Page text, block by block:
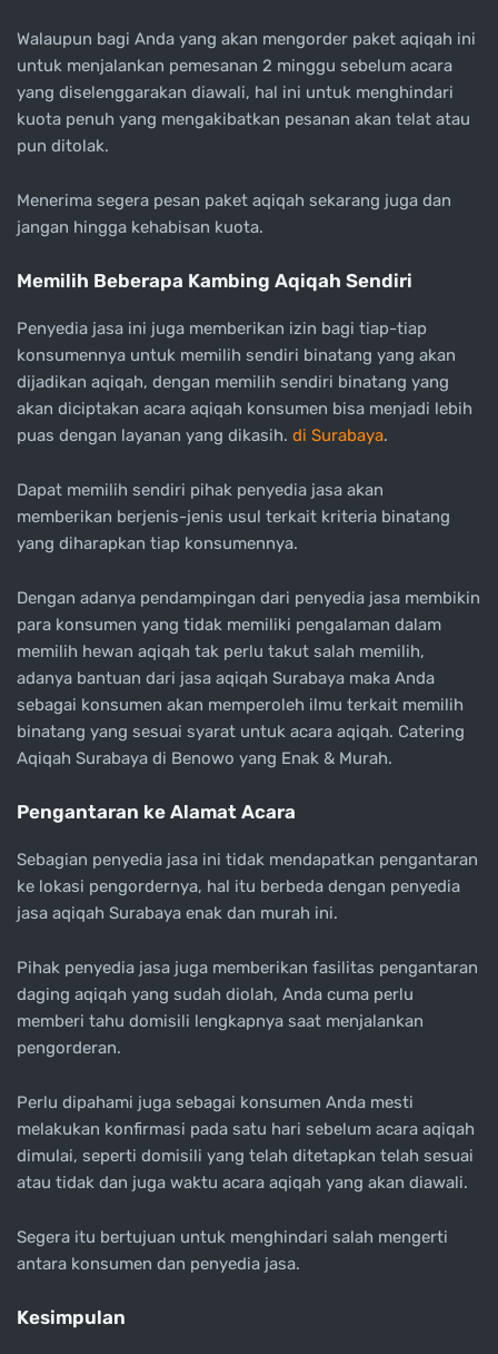
Walaupun bagi Anda yang akan mengorder paket aqiqah ini
untuk menjalankan pemesanan 2 minggu sebelum acara
yang diselenggarakan diawali, hal ini untuk menghindari
kuota penuh yang mengakibatkan pesanan akan telat atau
pun ditolak.
Menerima segera pesan paket aqiqah sekarang juga dan
jangan hingga kehabisan kuota.
Memilih Beberapa Kambing Aqiqah Sendiri
Penyedia jasa ini juga memberikan izin bagi tiap-tiap
konsumennya untuk memilih sendiri binatang yang akan
dijadikan aqiqah, dengan memilih sendiri binatang yang
akan diciptakan acara aqiqah konsumen bisa menjadi lebih
puas dengan layanan yang dikasih. di Surabaya.
Dapat memilih sendiri pihak penyedia jasa akan
memberikan berjenis-jenis usul terkait kriteria binatang
yang diharapkan tiap konsumennya.
Dengan adanya pendampingan dari penyedia jasa membikin
para konsumen yang tidak memiliki pengalaman dalam
memilih hewan aqiqah tak perlu takut salah memilih,
adanya bantuan dari jasa aqiqah Surabaya maka Anda
sebagai konsumen akan memperoleh ilmu terkait memilih
binatang yang sesuai syarat untuk acara aqiqah. Catering
Aqiqah Surabaya di Benowo yang Enak & Murah.
Pengantaran ke Alamat Acara
Sebagian penyedia jasa ini tidak mendapatkan pengantaran
ke lokasi pengordernya, hal itu berbeda dengan penyedia
jasa aqiqah Surabaya enak dan murah ini.
Pihak penyedia jasa juga memberikan fasilitas pengantaran
daging aqiqah yang sudah diolah, Anda cuma perlu
memberi tahu domisili lengkapnya saat menjalankan
pengorderan.
Perlu dipahami juga sebagai konsumen Anda mesti
melakukan konfirmasi pada satu hari sebelum acara aqiqah
dimulai, seperti domisili yang telah ditetapkan telah sesuai
atau tidak dan juga waktu acara aqiqah yang akan diawali.
Segera itu bertujuan untuk menghindari salah mengerti
antara konsumen dan penyedia jasa.
Kesimpulan